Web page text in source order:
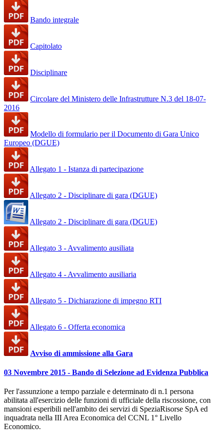
Bando integrale
Capitolato
Disciplinare
Circolare del Ministero delle Infrastrutture N.3 del 18-07-
2016
Modello di formulario per il Documento di Gara Unico
Europeo (DGUE)
Allegato 1 - Istanza di partecipazione
Allegato 2 - Disciplinare di gara (DGUE)
Allegato 2 - Disciplinare di gara (DGUE)
Allegato 3 - Avvalimento ausiliata
Allegato 4 - Avvalimento ausiliaria
Allegato 5 - Dichiarazione di impegno RTI
Allegato 6 - Offerta economica
Avviso di ammissione alla Gara
03 Novembre 2015 - Bando di Selezione ad Evidenza Pubblica
Per l'assunzione a tempo parziale e determinato di n.1 persona
abilitata all'esercizio delle funzioni di ufficiale della riscossione, con
mansioni esperibili nell'ambito dei servizi di SpeziaRisorse SpA ed
inquadrata nella III Area Economica del CCNL 1° Livello
Economico.